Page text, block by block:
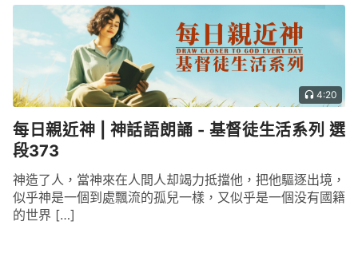
4:20
每日親近神 | 神話語朗誦 - 基督徒生活系列 選
段373
神造了人，當神來在人間人却竭力抵擋他，把他驅逐出境，
似乎神是一個到處飄流的孤兒一樣，又似乎是一個没有國籍
的世界 […]